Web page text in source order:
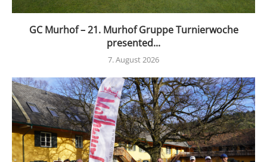
GC Murhof – 21. Murhof Gruppe Turnierwoche
presented...
7. August 2026